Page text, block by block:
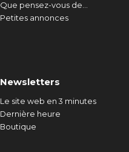
Que pensez-vous de...
Petites annonces
Newsletters
Le site web en 3 minutes
Dernière heure
Boutique